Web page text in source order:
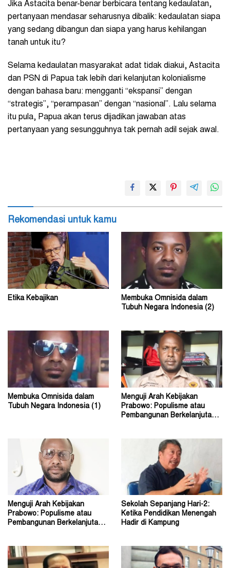
Jika Astacita benar-benar berbicara tentang kedaulatan,
pertanyaan mendasar seharusnya dibalik: kedaulatan siapa
yang sedang dibangun dan siapa yang harus kehilangan
tanah untuk itu?
Selama kedaulatan masyarakat adat tidak diakui, Astacita
dan PSN di Papua tak lebih dari kelanjutan kolonialisme
dengan bahasa baru: mengganti “ekspansi” dengan
“strategis”, “perampasan” dengan “nasional”. Lalu selama
itu pula, Papua akan terus dijadikan jawaban atas
pertanyaan yang sesungguhnya tak pernah adil sejak awal.
Rekomendasi untuk kamu
Etika Kebajikan
Membuka Omnisida dalam
Tubuh Negara Indonesia (2)
Membuka Omnisida dalam
Tubuh Negara Indonesia (1)
Menguji Arah Kebijakan
Prabowo: Populisme atau
Pembangunan Berkelanjutan?
Menguji Arah Kebijakan
Prabowo: Populisme atau
Pembangunan Berkelanjutan?
Sekolah Sepanjang Hari-2:
Ketika Pendidikan Menengah
Hadir di Kampung